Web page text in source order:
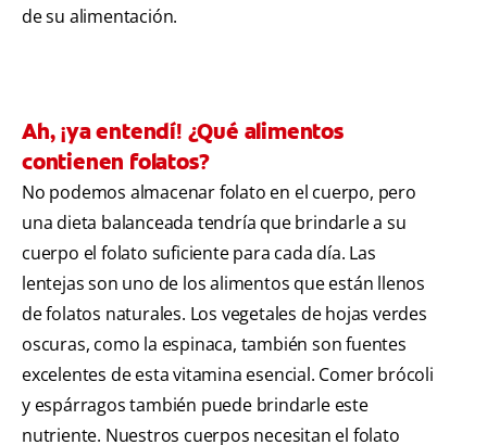
de su alimentación.
Ah, ¡ya entendí! ¿Qué alimentos
contienen folatos?
No podemos almacenar folato en el cuerpo, pero
una dieta balanceada tendría que brindarle a su
cuerpo el folato suficiente para cada día. Las
lentejas son uno de los alimentos que están llenos
de folatos naturales. Los vegetales de hojas verdes
oscuras, como la espinaca, también son fuentes
excelentes de esta vitamina esencial. Comer brócoli
y espárragos también puede brindarle este
nutriente. Nuestros cuerpos necesitan el folato